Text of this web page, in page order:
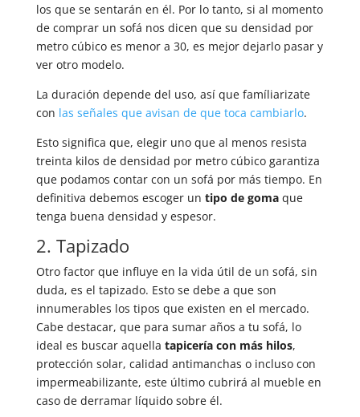
los que se sentarán en él. Por lo tanto, si al momento
de comprar un sofá nos dicen que su densidad por
metro cúbico es menor a 30, es mejor dejarlo pasar y
ver otro modelo.
La duración depende del uso, así que famíliarizate
con las señales que avisan de que toca cambiarlo.
Esto significa que, elegir uno que al menos resista
treinta kilos de densidad por metro cúbico garantiza
que podamos contar con un sofá por más tiempo. En
definitiva debemos escoger un tipo de gomaque
tenga buena densidad y espesor.
2. Tapizado
Otro factor que influye en la vida útil de un sofá, sin
duda, es el tapizado. Esto se debe a que son
innumerables los tipos que existen en el mercado.
Cabe destacar, que para sumar años a tu sofá, lo
ideal es buscar aquella tapicería con más hilos,
protección solar, calidad antimanchas o incluso con
impermeabilizante, este último cubrirá al mueble en
caso de derramar líquido sobre él.